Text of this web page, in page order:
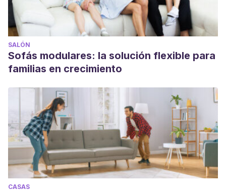
SALÓN
Sofás modulares: la solución flexible para
familias en crecimiento
CASAS